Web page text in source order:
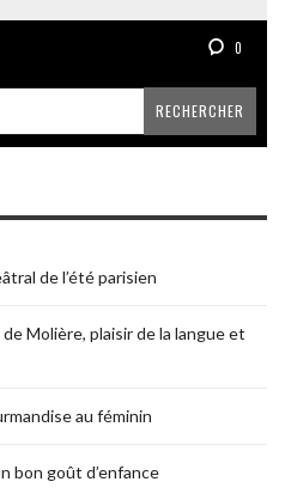
0
de l’été parisien
Molière, plaisir de la langue et
au féminin
bon goût d’enfance